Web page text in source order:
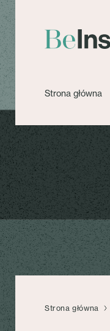
Strona główna
Strona główna